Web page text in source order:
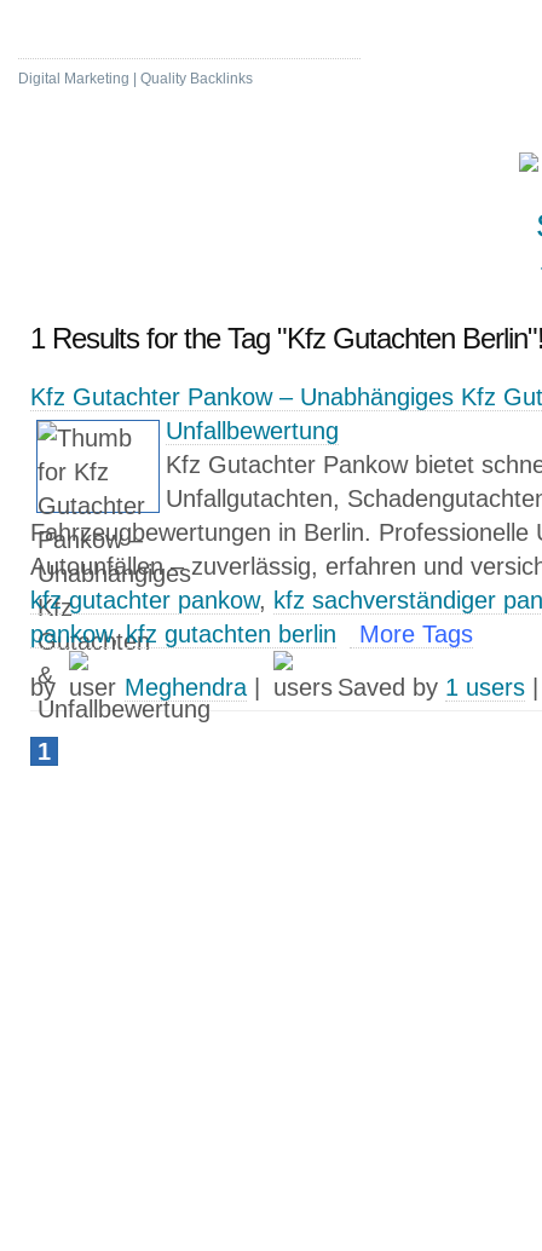
Digital Marketing | Quality Backlinks
1 Results for the Tag "Kfz Gutachten
Kfz Gutachter Pankow – Unabhängiges Kfz
Unfallbewertung
Kfz Gutachter Pankow bietet
Unfallgutachten,
Fahrzeugbewertungen in Berlin. Professionelle
Autounfällen – zuverlässig, erfahren und
kfz gutachter pankow, kfz sachverständiger
pankow,kfz gutachten berlin
More Tags
by
Meghendra Saved by 1 users
1